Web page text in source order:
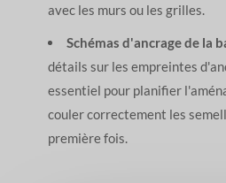
avec les murs ou les grilles.
Schémas d'ancrage de la
détails sur les empreintes
essentiel pour planifier
couler correctement les
première fois.